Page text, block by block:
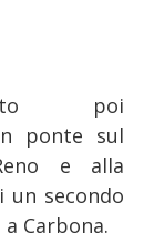
poi
ponte sul
e alla
un secondo
Carbona.